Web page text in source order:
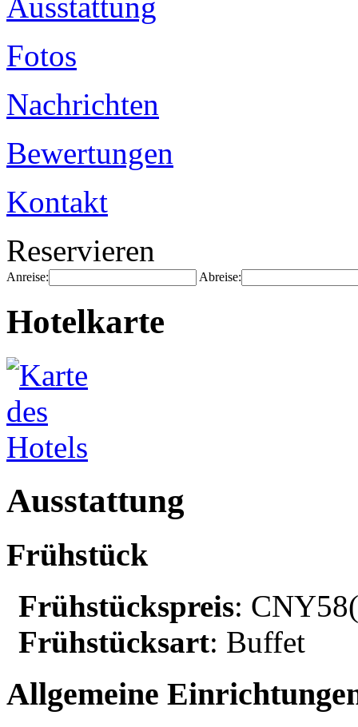
Fotos
Nachrichten
Bewertungen
Kontakt
Reservieren
Anreise: Abreise:
Hotelkarte
Ausstattung
Frühstück
Frühstückspreis:
Frühstücksart: Buffet
Allgemeine